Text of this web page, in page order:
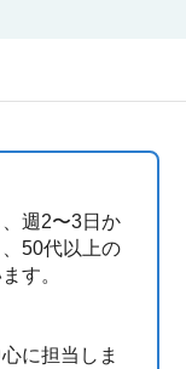
週2〜3日か
50代以上の
す。
に担当しま